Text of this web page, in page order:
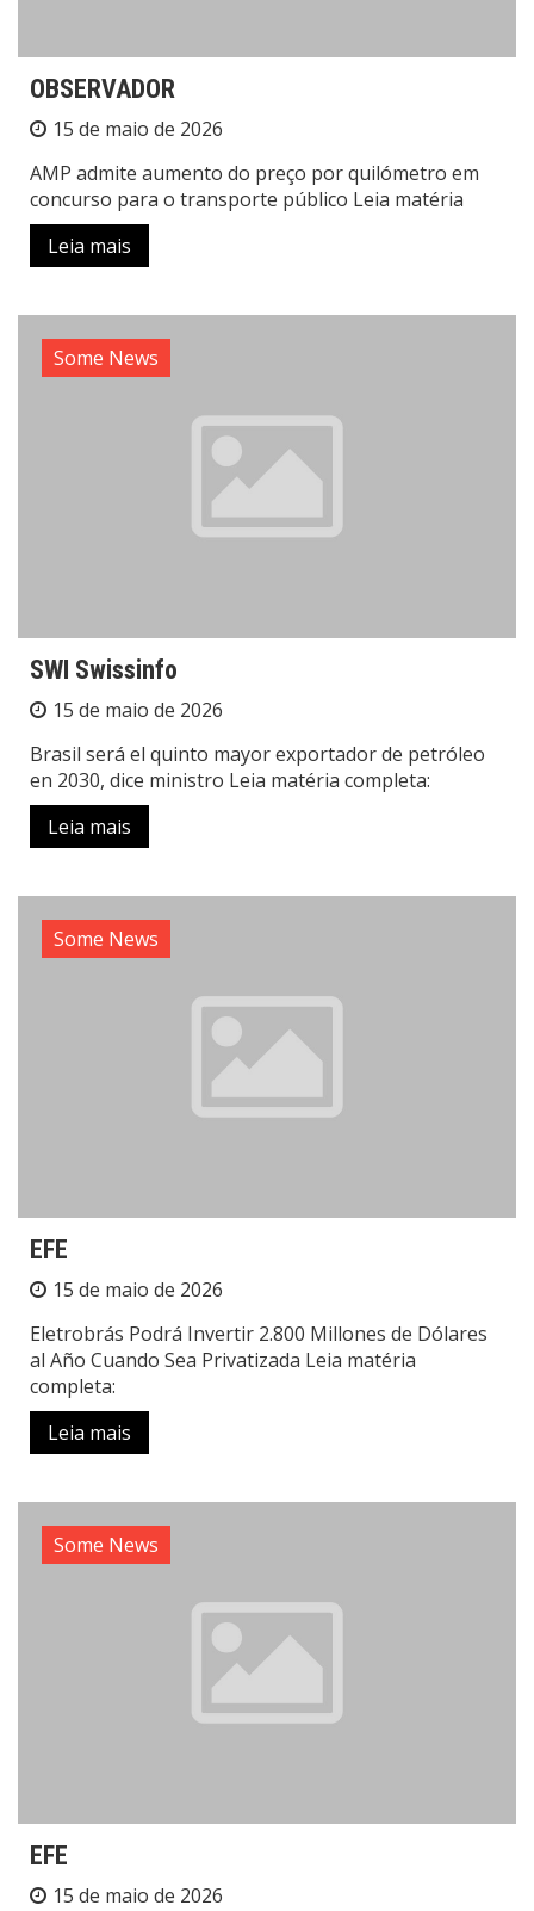
OBSERVADOR
15 de maio de 2026
AMP admite aumento do preço por quilómetro em
concurso para o transporte público Leia matéria
Leia mais
Some News
SWI Swissinfo
15 de maio de 2026
Brasil será el quinto mayor exportador de petróleo
en 2030, dice ministro Leia matéria completa:
Leia mais
Some News
EFE
15 de maio de 2026
Eletrobrás Podrá Invertir 2.800 Millones de Dólares
al Año Cuando Sea Privatizada Leia matéria
completa:
Leia mais
Some News
EFE
15 de maio de 2026